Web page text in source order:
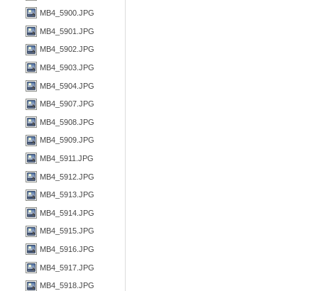
MB4_5900.JPG
MB4_5901.JPG
MB4_5902.JPG
MB4_5903.JPG
MB4_5904.JPG
MB4_5907.JPG
MB4_5908.JPG
MB4_5909.JPG
MB4_5911.JPG
MB4_5912.JPG
MB4_5913.JPG
MB4_5914.JPG
MB4_5915.JPG
MB4_5916.JPG
MB4_5917.JPG
MB4_5918.JPG